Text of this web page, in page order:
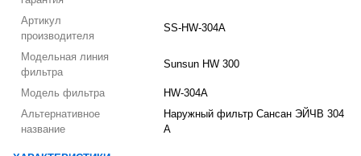
Артикул
производителя
SS-HW-304A
Модельная линия
фильтра
Sunsun HW 300
Модель фильтра
HW-304A
Альтернативное
название
Наружный фильтр Сансан ЭЙЧВ 304
А